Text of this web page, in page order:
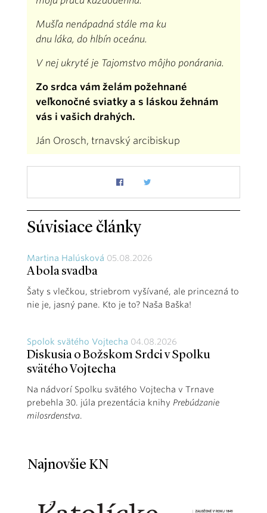
Mušľa nenápadná stále ma ku
dnu láka, do hlbín oceánu.
V nej ukryté je Tajomstvo môjho ponárania.
Zo srdca vám želám požehnané
veľkonočné sviatky a s láskou žehnám
vás i vašich drahých.
Ján Orosch, trnavský arcibiskup
Súvisiace články
Martina Halúsková 05.08.2026
A bola svadba
Šaty s vlečkou, striebrom vyšívané, ale princezná to
nie je, jasný pane. Kto je to? Naša Baška!
Spolok svätého Vojtecha 04.08.2026
Diskusia o Božskom Srdci v Spolku
svätého Vojtecha
Na nádvorí Spolku svätého Vojtecha v Trnave
prebehla 30. júla prezentácia knihy Prebúdzanie
milosrdenstva.
Najnovšie KN